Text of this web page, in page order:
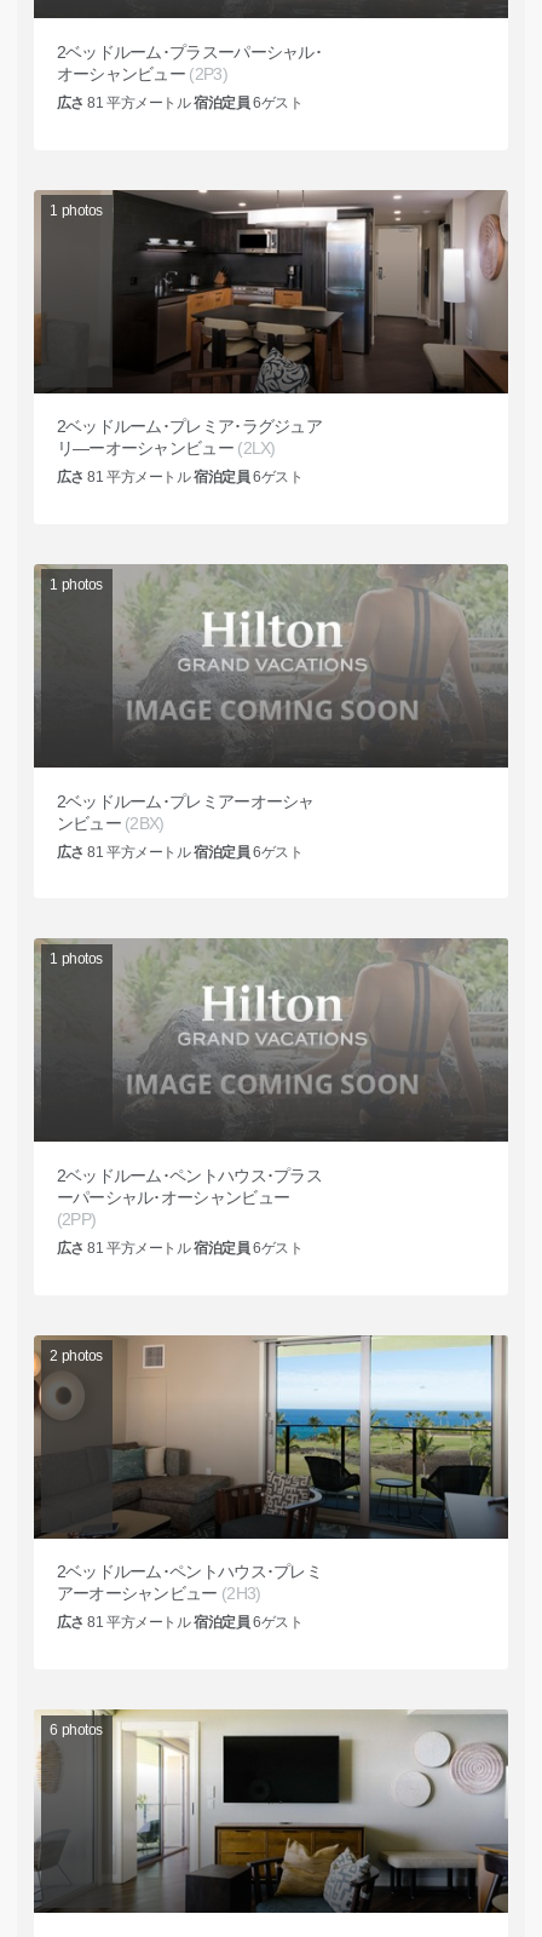
2ベッドルーム･プラスーパーシャル･
オーシャンビュー (2P3)
広さ 81 平方メートル宿泊定員 6ゲスト
1 photos
2ベッドルーム･プレミア･ラグジュア
リ―ーオーシャンビュー (2LX)
広さ 81 平方メートル宿泊定員 6ゲスト
1 photos
2ベッドルーム･プレミアーオーシャ
ンビュー (2BX)
広さ 81 平方メートル宿泊定員 6ゲスト
1 photos
2ベッドルーム･ペントハウス･プラス
ーパーシャル･オーシャンビュー
(2PP)
広さ 81 平方メートル宿泊定員 6ゲスト
2 photos
2ベッドルーム･ペントハウス･プレミ
アーオーシャンビュー (2H3)
広さ 81 平方メートル宿泊定員 6ゲスト
6 photos